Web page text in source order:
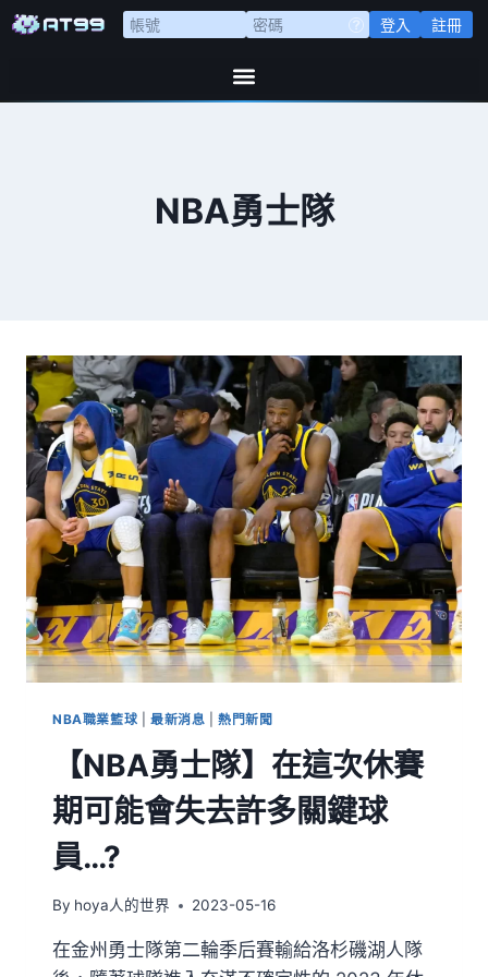
登入 註冊
NBA勇士隊
NBA職業籃球 最新消息 |熱門新聞
【NBA勇士隊】在這次休賽
期可能會失去許多關鍵球
員…?
By hoya人的世界 2023-05-16
在金州勇士隊第二輪季后賽輸給洛杉磯湖人隊